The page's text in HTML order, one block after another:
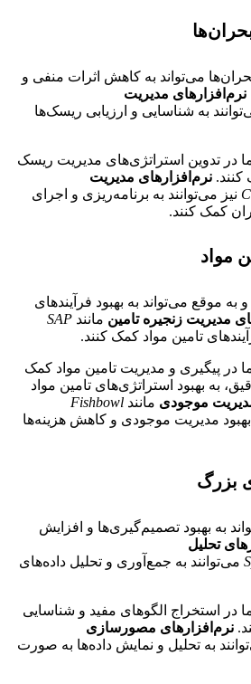
می‌تواند به کاهش اثرات منفی و
نرم‌افزارهای مدیریت
به شناسایی و ارزیابی ریسک‌ها
در تدوین استراتژی‌های مدیریت ریسک
نرم‌افزارهای مدیریت
نیز می‌توانند به برنامه‌ریزی و اجرای
کمک کنند.
مواد
به موقع می‌تواند به بهبود فرآیندهای
مدیریت زنجیره تامین مانند SAP
تامین مواد کمک کنند.
در پیگیری و مدیریت تامین مواد کمک
به بهبود استراتژی‌های تامین مواد
موجودی مانند Fishbowl
بهبود مدیریت موجودی و کاهش هزینه‌ها
بزرگ
به بهبود تصمیم‌گیری‌ها و افزایش
تحلیل
می‌توانند به جمع‌آوری و تحلیل داده‌های
در استخراج الگوهای مفید و شناسایی
نرم‌افزارهای مصورسازی
به تحلیل و نمایش داده‌ها به صورت